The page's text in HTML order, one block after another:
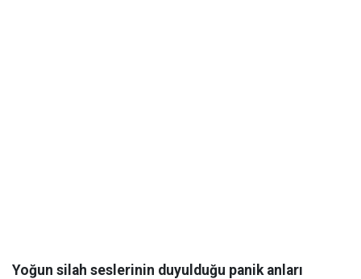
Yoğun silah seslerinin duyulduğu panik anları